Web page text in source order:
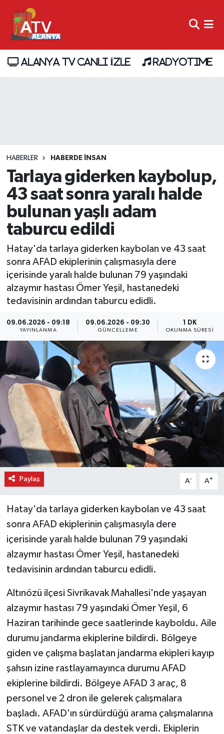
ALANYA TV CANLI İZLE RADYOTIME
HABERLER HABERDE INSAN
Tarlaya giderken kaybolup,
43 saat sonra yaralı halde
bulunan yaşlı adam
taburcu edildi
Hatay'da tarlaya giderken kaybolan ve 43 saat
sonra AFAD ekiplerinin çalışmasıyla dere
içerisinde yaralı halde bulunan 79 yaşındaki
alzaymır hastası Ömer Yeşil, hastanedeki
tedavisinin ardından taburcu edidli.
09.06.2026 - 09:18
YAYINLANMA
09.06.2026 - 09:30
GÜNCELLEME
1 DK
OKUNMA SÜRESI
Paylaş A- A+
Hatay'da tarlaya giderken kaybolan ve 43 saat
sonra AFAD ekiplerinin çalışmasıyla dere
içerisinde yaralı halde bulunan 79 yaşındaki
alzaymır hastası Ömer Yeşil, hastanedeki
tedavisinin ardından taburcu edidli.
Altınözü ilçesi Sivrikavak Mahallesi'nde yaşayan
alzaymır hastası 79 yaşındaki Ömer Yeşil, 6
Haziran tarihinde gece saatlerinde kayboldu. Aile
durumu jandarma ekiplerine bildirdi. Bölgeye
giden ve çalışma başlatan jandarma ekipleri kayıp
şahsın izine rastlayamayınca durumu AFAD
ekiplerine bildirdi. Bölgeye AFAD 3 araç, 8
personel ve 2 dron ile gelerek çalışmalara
başladı. AFAD'ın sürdürdüğü arama çalışmalarına
STK ve vatandaşlar da destek verdi. Ekiplerin